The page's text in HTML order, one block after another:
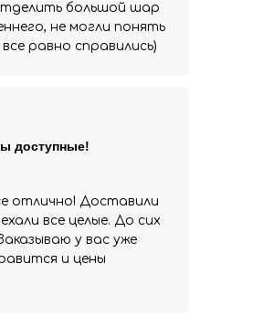
отлично! Доставили
все целые. До сих
у вас уже
и цены
доступные!
большой шар
не могли понять
равно справились)